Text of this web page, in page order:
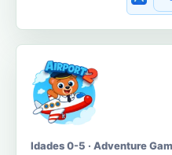
Idades 0-5 · Adventure